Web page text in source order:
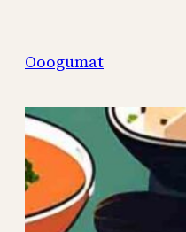
содержимому
Ooogumat